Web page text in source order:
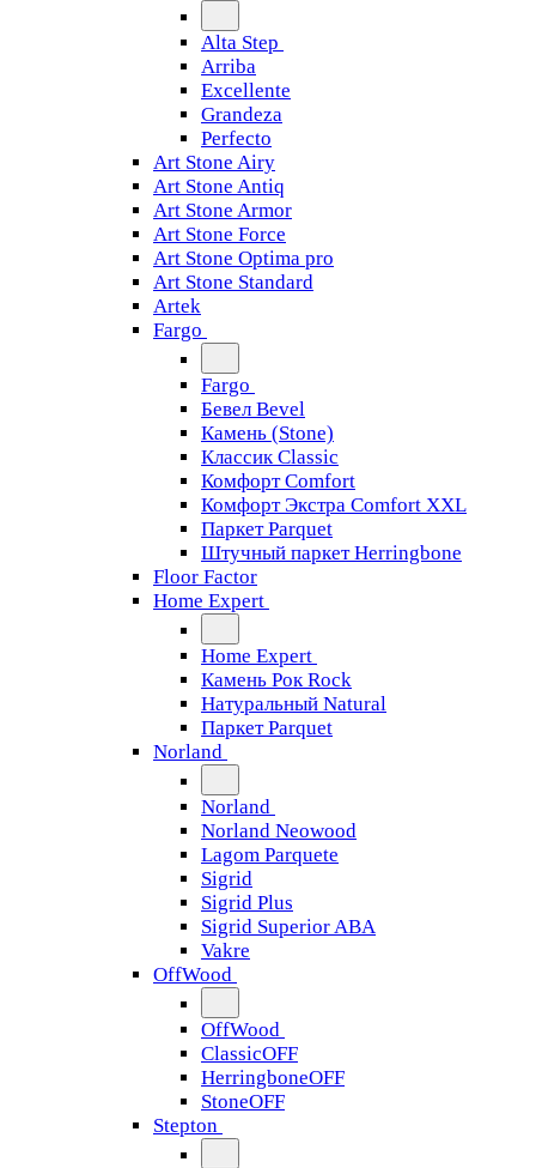
Alta Step
Arriba
Excellente
Grandeza
Perfecto
Art Stone Airy
Art Stone Antiq
Art Stone Armor
Art Stone Force
Art Stone Optima pro
Art Stone Standard
Artek
Fargo
Fargo
Бевел Bevel
Камень (Stone)
Классик Classic
Комфорт Comfort
Комфорт Экстра Comfort XXL
Паркет Parquet
Штучный паркет Herringbone
Floor Factor
Home Expert
Home Expert
Камень Рок Rock
Натуральный Natural
Паркет Parquet
Norland
Norland
Norland Neowood
Lagom Parquete
Sigrid
Sigrid Plus
Sigrid Superior ABA
Vakre
OffWood
OffWood
ClassicOFF
HerringboneOFF
StoneOFF
Stepton